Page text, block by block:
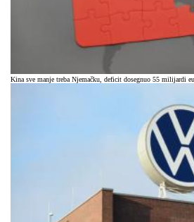
Kina sve manje treba Njemačku, deficit dosegnuo 55 milijardi